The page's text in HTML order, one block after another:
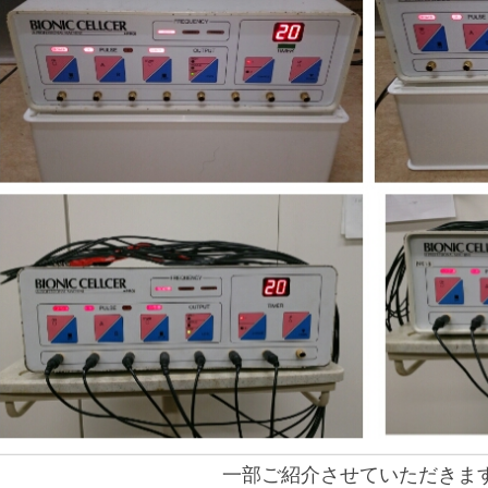
一部ご紹介させていただきま